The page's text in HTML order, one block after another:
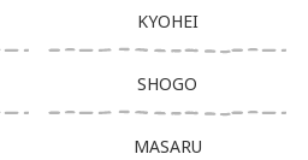
KYOHEI
SHOGO
MASARU